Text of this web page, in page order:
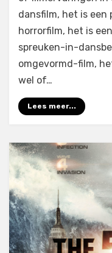
dansfilm, het is
horrorfilm, het is
spreuken-in-
omgevormd-film,
wel of…
Lees meer...